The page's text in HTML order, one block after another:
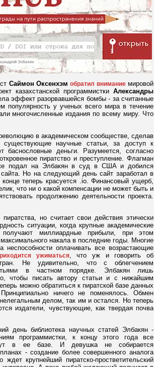
Саймон Оксенхэм обратил вниманиемировой
казахстанской программистки Александры
эффект разорвавшейся бомбы - за считанные
популярность у ученых всего мира в течение
многочисленные издания по всему миру. Что
в академическом сообществе, сделав
существующие научные статьи, за доступ к
баснословные деньги. Разумеется, согласно
пиратство и преступление. Флагман
подал на Элбакян в суд в США и добился
Но на следующий день сайт заработал в
теперь красуется .io. Финансовый ущерб,
что ни о какой компенсации не может быть и
продолжению деятельности проекта.
пиратства, но считает свои действия этически
ситуации, когда крупные академические
получают миллиардные прибыли, при этом
накала в последние годы. Многие
неспособности оплачивать все возрастающие
ужиматься, что уж и говорить об
Не удивительно, что с облегчением
в частном порядке. Элбакян лишь
чтобы писать автору статьи и с нижайшим
можно обратиться к пиратской базе данных
ничего не поменялось. Обмен
делом, так им и остался. Но теперь
издатели, чувствующие, как твердая почва
день библиотека научных статей Элбакян -
программистки, к концу этого года все
в ее базе. И девушка не собирается
- создание более совершенного аналога
крупнейший пиратско-простветительский